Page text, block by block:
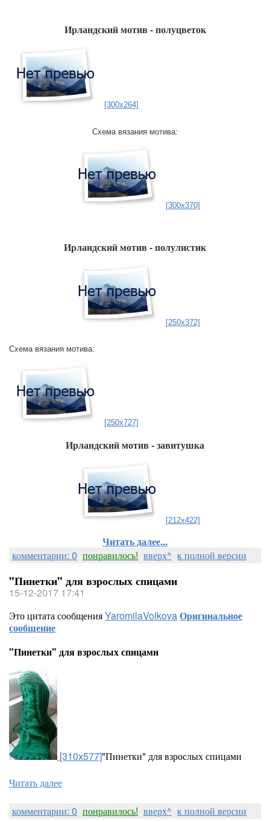
Ирландский мотив - полуцветок
[300x264]
Схема вязания мотива:
[300x370]
Ирландский мотив - полулистик
[250x372]
Схема вязания мотива:
[250x727]
Ирландский мотив - завитушка
[212x422]
Читать далее...
комментарии: 0 понравилось! вверх^ к полной версии
"Пинетки" для взрослых спицами
15-12-2017 17:41
Это цитата сообщенияYaromilaVolkovaОригинальное
сообщение
"Пинетки" для взрослых спицами
[310x577]"Пинетки" для взрослых спицами
Читать далее
комментарии: 0 понравилось! вверх^ к полной версии